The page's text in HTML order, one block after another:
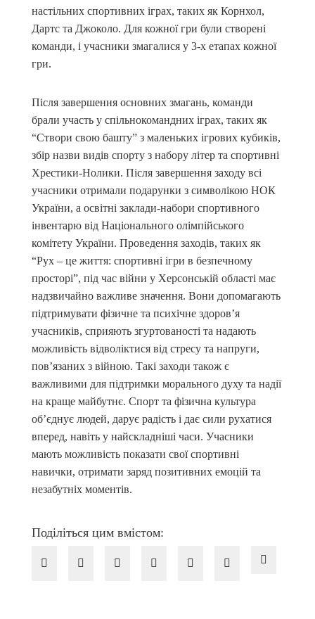
настільних спортивних іграх, таких як Корнхол,
Дартс та Джоколо. Для кожної гри були створені
команди, і учасники змагалися у 3-х етапах кожної
гри.
Після завершення основних змагань, команди
брали участь у спільнокомандних іграх, таких як
“Створи свою башту” з маленьких ігрових кубиків,
збір назви видів спорту з набору літер та спортивні
Хрестики-Нолики. Після завершення заходу всі
учасники отримали подарунки з символікою НОК
України, а освітні заклади-набори спортивного
інвентарю від Національного олімпійського
комітету України. Проведення заходів, таких як
“Рух – це життя: спортивні ігри в безпечному
просторі”, під час війни у Херсонській області має
надзвичайно важливе значення. Вони допомагають
підтримувати фізичне та психічне здоров’я
учасників, сприяють згуртованості та надають
можливість відволіктися від стресу та напруги,
пов’язаних з війною. Такі заходи також є
важливими для підтримки морального духу та надії
на краще майбутнє. Спорт та фізична культура
об’єднує людей, дарує радість і дає сили рухатися
вперед, навіть у найскладніші часи. Учасники
мають можливість показати свої спортивні
навички, отримати заряд позитивних емоцій та
незабутніх моментів.
Поділіться цим вмістом: